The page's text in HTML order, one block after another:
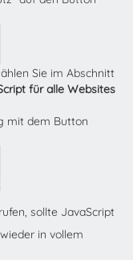
Sie im Abschnitt
für alle Websites
mit dem Button
sollte JavaScript
in vollem